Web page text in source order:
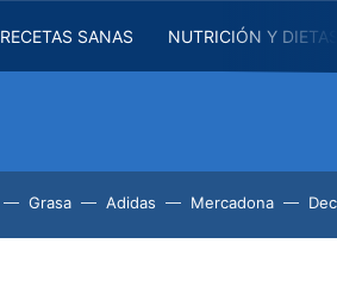
RECETAS SANAS NUTRICIÓN Y
Grasa Adidas Mercadona